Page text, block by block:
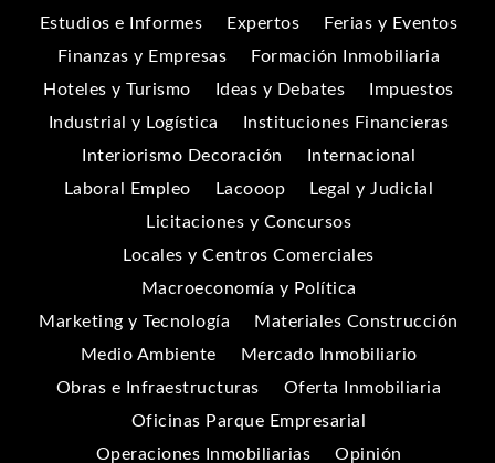
Estudios e Informes
Expertos
Ferias y Eventos
Finanzas y Empresas
Formación Inmobiliaria
Hoteles y Turismo
Ideas y Debates
Impuestos
Industrial y Logística
Instituciones Financieras
Interiorismo Decoración
Internacional
Laboral Empleo
Lacooop
Legal y Judicial
Licitaciones y Concursos
Locales y Centros Comerciales
Macroeconomía y Política
Marketing y Tecnología
Materiales Construcción
Medio Ambiente
Mercado Inmobiliario
Obras e Infraestructuras
Oferta Inmobiliaria
Oficinas Parque Empresarial
Operaciones Inmobiliarias
Opinión